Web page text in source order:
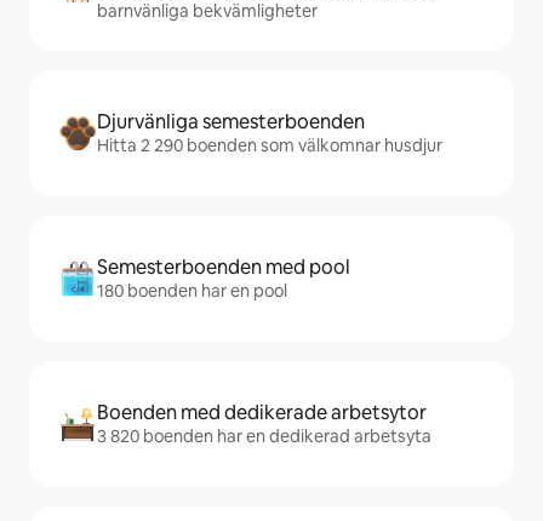
barnvänliga bekvämligheter
Djurvänliga semesterboenden
Hitta 2 290 boenden som välkomnar husdjur
Semesterboenden med pool
180 boenden har en pool
Boenden med dedikerade arbetsytor
3 820 boenden har en dedikerad arbetsyta